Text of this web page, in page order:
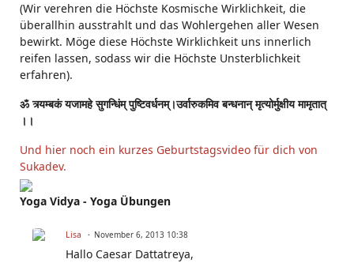
(Wir verehren die Höchste Kosmische Wirklichkeit, die
überallhin ausstrahlt und das Wohlergehen aller Wesen
bewirkt. Möge diese Höchste Wirklichkeit uns innerlich
reifen lassen, sodass wir die Höchste Unsterblichkeit
erfahren).
ॐ त्र्यम्बकं यजामहे सुगन्धिंम् पुष्टिवर्धनम्।उर्वारुकमिव बन्धनान् मृत्योर्मुक्षीय मामृतात्
।।
Und hier noch ein kurzes Geburtstagsvideo für dich von
Sukadev.
Yoga Vidya - Yoga Übungen
Lisa November 6, 2013 10:38
Hallo Caesar Dattatreya,